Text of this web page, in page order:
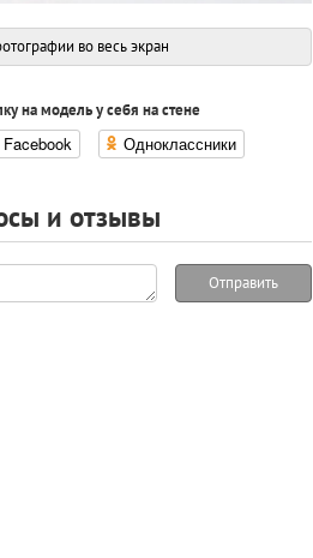
во весь экран
на модель у себя на стене
Facebook Одноклассники
и отзывы
Отправить